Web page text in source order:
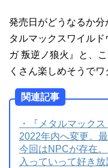
発売日がどうなるか
タルマックスワイル
ガ 叛逆ノ狼火』と、
くさん楽しめそうでワ
関連記事
・『メタルマック
2022年内へ変更。
今回はNPCが存在
入っていって好き放